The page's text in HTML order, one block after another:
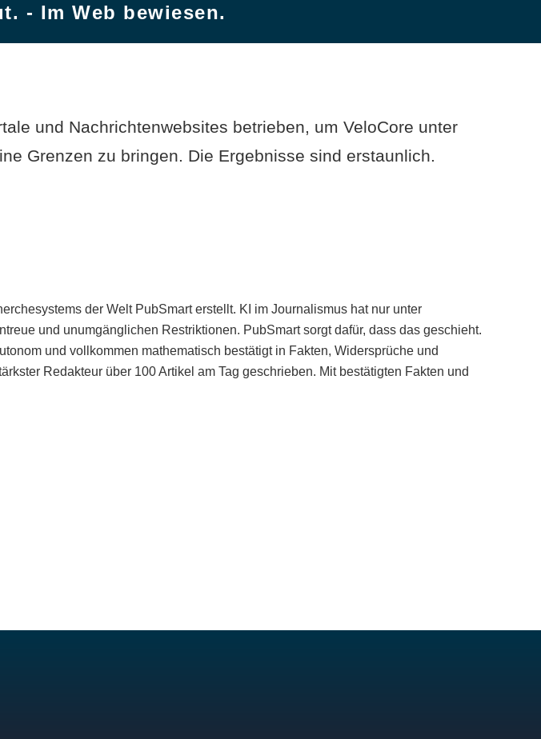
- Im Web bewiesen.
und Nachrichtenwebsites betrieben, um VeloCore unter
Grenzen zu bringen. Die Ergebnisse sind erstaunlich.
der Welt PubSmart erstellt. KI im Journalismus hat nur unter
und unumgänglichen Restriktionen. PubSmart sorgt dafür, dass das geschieht.
und vollkommen mathematisch bestätigt in Fakten, Widersprüche und
Redakteur über 100 Artikel am Tag geschrieben. Mit bestätigten Fakten und